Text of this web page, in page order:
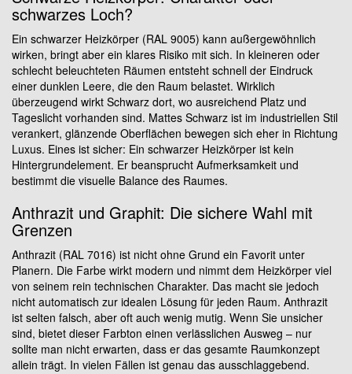
schwarzes Loch?
Ein schwarzer Heizkörper (RAL 9005) kann außergewöhnlich
wirken, bringt aber ein klares Risiko mit sich. In kleineren oder
schlecht beleuchteten Räumen entsteht schnell der Eindruck
einer dunklen Leere, die den Raum belastet. Wirklich
überzeugend wirkt Schwarz dort, wo ausreichend Platz und
Tageslicht vorhanden sind. Mattes Schwarz ist im industriellen Stil
verankert, glänzende Oberflächen bewegen sich eher in Richtung
Luxus. Eines ist sicher: Ein schwarzer Heizkörper ist kein
Hintergrundelement. Er beansprucht Aufmerksamkeit und
bestimmt die visuelle Balance des Raumes.
Anthrazit und Graphit: Die sichere Wahl mit
Grenzen
Anthrazit (RAL 7016) ist nicht ohne Grund ein Favorit unter
Planern. Die Farbe wirkt modern und nimmt dem Heizkörper viel
von seinem rein technischen Charakter. Das macht sie jedoch
nicht automatisch zur idealen Lösung für jeden Raum. Anthrazit
ist selten falsch, aber oft auch wenig mutig. Wenn Sie unsicher
sind, bietet dieser Farbton einen verlässlichen Ausweg – nur
sollte man nicht erwarten, dass er das gesamte Raumkonzept
allein trägt. In vielen Fällen ist genau das ausschlaggebend.